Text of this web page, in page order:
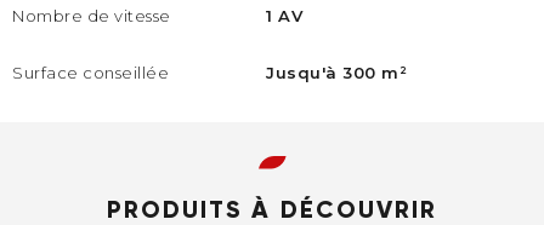
Nombre de vitesse
Surface conseillée​
1 AV
Jusqu'à 300 m²​
PRODUITS À DÉCOUVRIR